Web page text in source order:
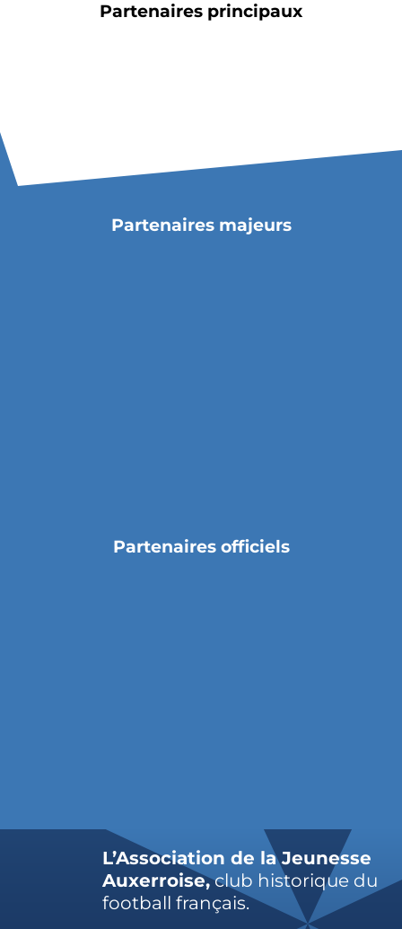
Partenaires principaux
Partenaires majeurs
Partenaires officiels
L’Association de la Jeunesse
Auxerroise,club historique du
football français.